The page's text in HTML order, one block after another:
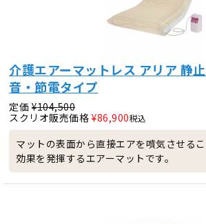
介護エアーマットレス アリア 静
音・節電タイプ
定価 ¥104,500
スクリオ販売価格 ¥86,900税込
マットの表面から直接エアを噴気させる
効果を発揮するエアーマットです。